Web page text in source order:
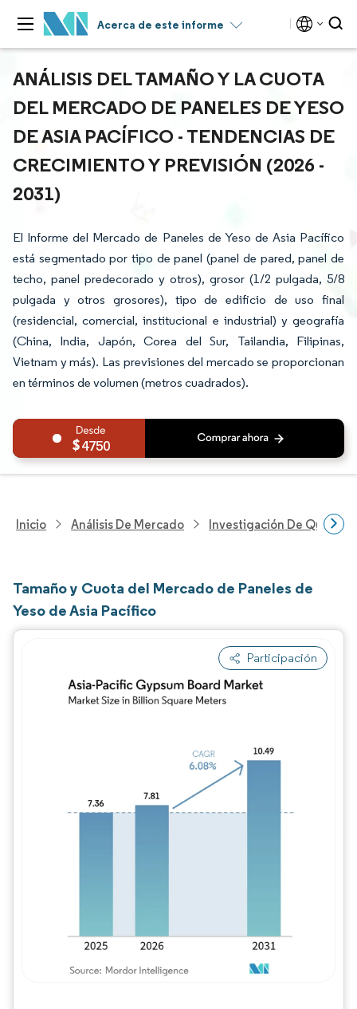
Acerca de este informe
ANÁLISIS DEL TAMAÑO Y LA CUOTA
DEL MERCADO DE PANELES DE YESO
DE ASIA PACÍFICO - TENDENCIAS DE
CRECIMIENTO Y PREVISIÓN (2026 -
2031)
El Informe del Mercado de Paneles de Yeso de Asia Pacífico
está segmentado por tipo de panel (panel de pared, panel de
techo, panel predecorado y otros), grosor (1/2 pulgada, 5/8
pulgada y otros grosores), tipo de edificio de uso final
(residencial, comercial, institucional e industrial) y geografía
(China, India, Japón, Corea del Sur, Tailandia, Filipinas,
Vietnam y más). Las previsiones del mercado se proporcionan
en términos de volumen (metros cuadrados).
4750
Inicio Análisis De Mercado Investigación De
Tamaño y Cuota del Mercado de Paneles de
Yeso de Asia Pacífico
Participación